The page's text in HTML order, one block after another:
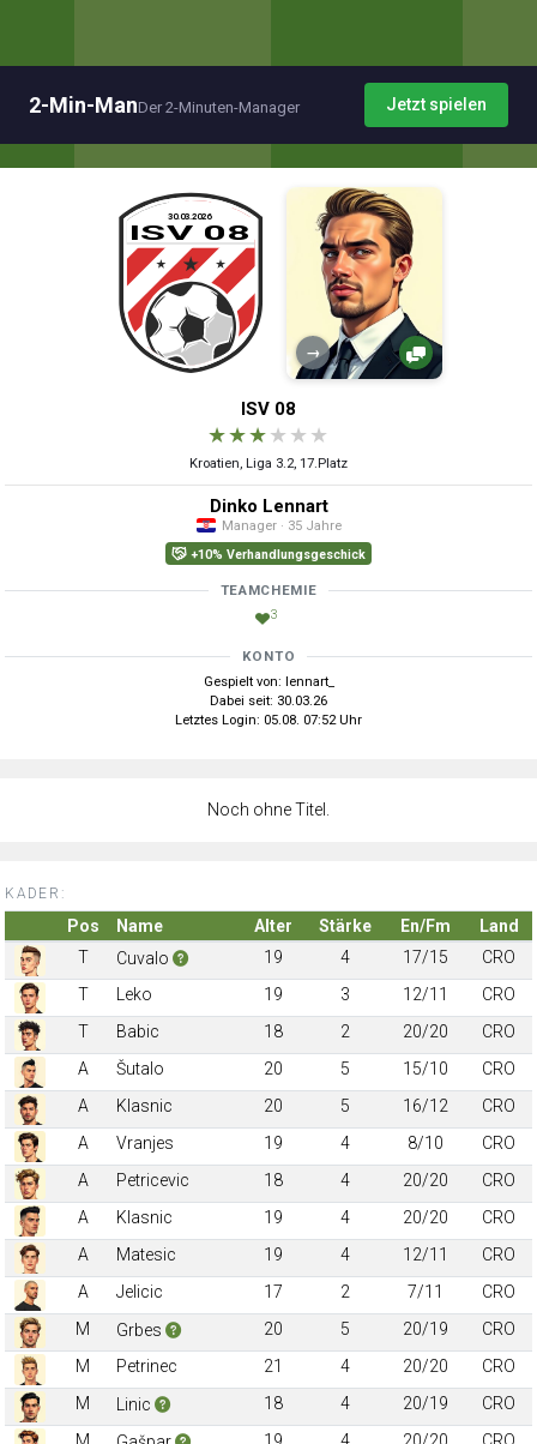
2-Min-ManDer 2-Minuten-Manager Jetzt spielen
→
ISV 08
★★★★ ★ ★
Kroatien, Liga 3.2, 17.Platz
Dinko Lennart
Manager · 35 Jahre
+10% Verhandlungsgeschick
TEAMCHEMIE
3
KONTO
Gespielt von: lennart_
Dabei seit: 30.03.26
Letztes Login: 05.08. 07:52 Uhr
Noch ohne Titel.
KADER:
Pos Name Alter Stärke En/Fm
Land
T
Cuvalo 19 4 17/15
CRO
T
Leko 19 3 12/11
CRO
T
Babic 18 2 20/20
CRO
A
Šutalo 20 5 15/10
CRO
A
Klasnic 20 5 16/12
CRO
A
Vranjes 19 4 8/10
CRO
A
Petricevic 18 4 20/20
CRO
A
Klasnic 19 4 20/20
CRO
A
Matesic 19 4 12/11
CRO
A
Jelicic 17 2 7/11
CRO
M
Grbes 20 5 20/19
CRO
M
Petrinec 21 4 20/20
CRO
M
Linic 18 4 20/19
CRO